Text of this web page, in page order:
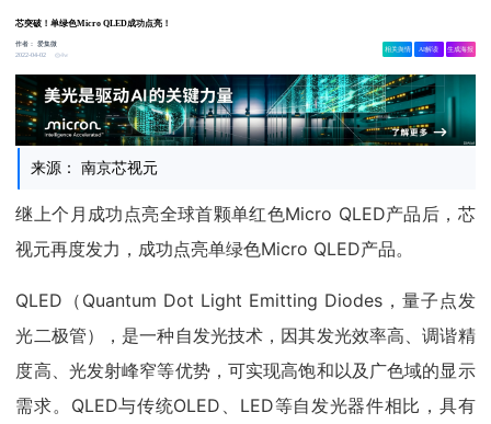
芯突破！单绿色Micro QLED成功点亮！
作者：爱集微
2022-04-02
4w
相关舆情 AI解读 生成海报
来源： 南京芯视元
继上个月成功点亮全球首颗单红色Micro QLED产品后，芯
视元再度发力，成功点亮单绿色Micro QLED产品。
QLED（Quantum Dot Light Emitting Diodes，量子点发
光二极管），是一种自发光技术，因其发光效率高、调谐精
度高、光发射峰窄等优势，可实现高饱和以及广色域的显示
需求。QLED与传统OLED、LED等自发光器件相比，具有